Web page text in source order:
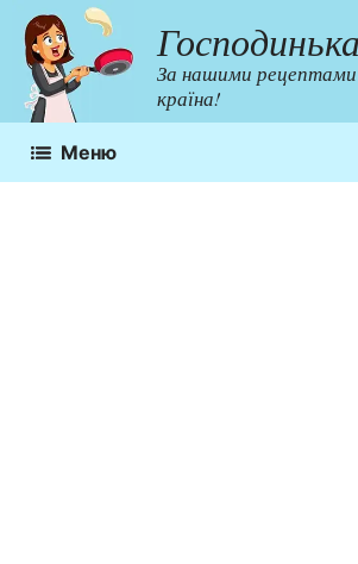
Перейти
до
контенту
Господинька
За нашими рецептами
країна!
Меню